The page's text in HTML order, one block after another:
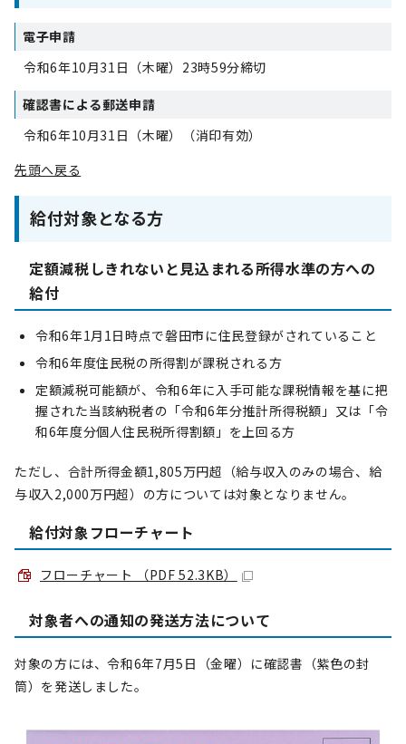
電子申請
令和6年10月31日（木曜）23時59分締切
確認書による郵送申請
令和6年10月31日（木曜）（消印有効）
先頭へ戻る
給付対象となる方
定額減税しきれないと見込まれる所得水準の方への
給付
令和6年1月1日時点で磐田市に住民登録がされていること
令和6年度住民税の所得割が課税される方
定額減税可能額が、令和6年に入手可能な課税情報を基に把
握された当該納税者の「令和6年分推計所得税額」又は「令
和6年度分個人住民税所得割額」を上回る方
ただし、合計所得金額1,805万円超（給与収入のみの場合、給
与収入2,000万円超）の方については対象となりません。
給付対象フローチャート
フローチャート （PDF 52.3KB）
対象者への通知の発送方法について
対象の方には、令和6年7月5日（金曜）に確認書（紫色の封
筒）を発送しました。